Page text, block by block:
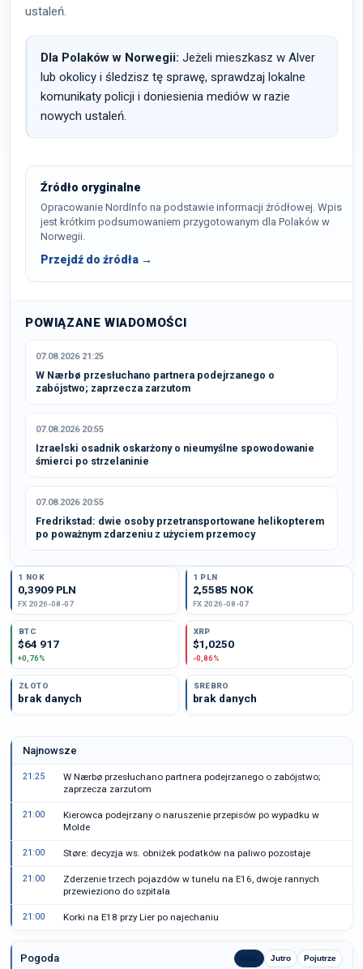
ustaleń.
Dla Polaków w Norwegii: Jeżeli mieszkasz w Alver
lub okolicy i śledzisz tę sprawę, sprawdzaj lokalne
komunikaty policji i doniesienia mediów w razie
nowych ustaleń.
Źródło oryginalne
Opracowanie NordInfo na podstawie informacji źródłowej. Wpis
jest krótkim podsumowaniem przygotowanym dla Polaków w
Norwegii.
Przejdź do źródła →
POWIĄZANE WIADOMOŚCI
07.08.2026 21:25
W Nærbø przesłuchano partnera podejrzanego o
zabójstwo; zaprzecza zarzutom
07.08.2026 20:55
Izraelski osadnik oskarżony o nieumyślne spowodowanie
śmierci po strzelaninie
07.08.2026 20:55
Fredrikstad: dwie osoby przetransportowane helikopterem
po poważnym zdarzeniu z użyciem przemocy
1 NOK
0,3909 PLN
FX 2026-08-07
1 PLN
2,5585 NOK
FX 2026-08-07
BTC
$64 917
+0,76%
XRP
$1,0250
-0,86%
ZŁOTO
brak danych
SREBRO
brak danych
Najnowsze
21:25
W Nærbø przesłuchano partnera podejrzanego o zabójstwo;
zaprzecza zarzutom
21:00
Kierowca podejrzany o naruszenie przepisów po wypadku w
Molde
21:00 Støre: decyzja ws. obniżek podatków na paliwo pozostaje
21:00
Zderzenie trzech pojazdów w tunelu na E16, dwoje rannych
przewieziono do szpitala
21:00 Korki na E18 przy Lier po najechaniu
Pogoda Dziś Jutro Pojutrze